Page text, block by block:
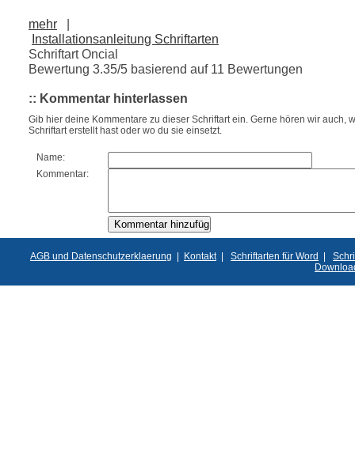
mehr
|
Installationsanleitung Schriftarten
Schriftart Oncial
Bewertung 3.35/5 basierend auf 11 Bewertungen
:: Kommentar hinterlassen
Gib hier deine Kommentare zu dieser Schriftart ein. Gerne hören wir auch,
Schriftart erstellt hast oder wo du sie einsetzt.
Name:
Kommentar:
AGB und Datenschutzerklaerung | Kontakt| Schriftarten für Word |